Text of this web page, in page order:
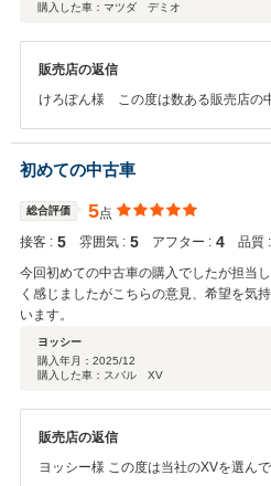
購入した車：マツダ デミオ
販売店の返信
けろぽん様 この度は数ある販売店の
いたします。登録までの書類のご準備
した。スムーズな登録ができたのも、
後のメンテナンスのご相談もいつでお
きることを楽しみにしております。素
いませ。
初めての中古車
総合評価 5点
接客 : 5 雰囲気 : 5 アフター : 4 品質 :
今回初めての中古車の購入でしたが担当
く感じましたがこちらの意見、希望を気
います。
ヨッシー
購入年月： 2025/12
購入した車：スバル XV
販売店の返信
ヨッシー様 この度は当社のXVを選ん